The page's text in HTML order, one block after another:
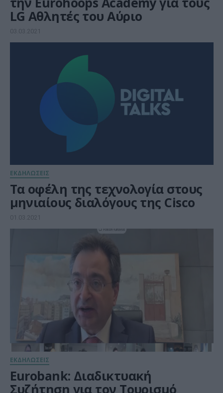
LG Αθλητές του Αύριο
03.03.2021
ΕΚΔΗΛΩΣΕΙΣ
Τα οφέλη της τεχνολογία στους
μηνιαίους διαλόγους της Cisco
01.03.2021
ΕΚΔΗΛΩΣΕΙΣ
Eurobank: Διαδικτυακή
Συζήτηση για τον Τουρισμό